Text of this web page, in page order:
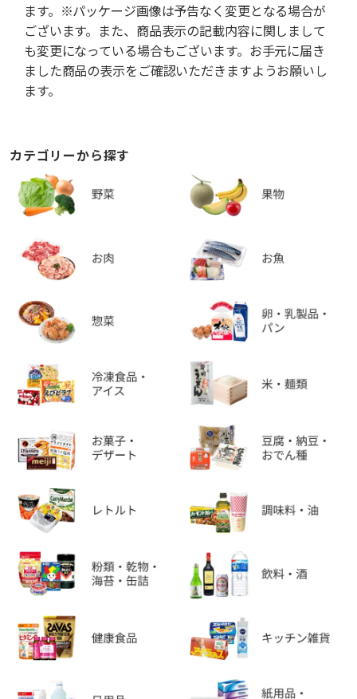
ます。※パッケージ画像は予告なく変更となる場合が
ございます。また、商品表示の記載内容に関しまして
も変更になっている場合もございます。お手元に届き
ました商品の表示をご確認いただきますようお願いし
ます。
カテゴリーから探す